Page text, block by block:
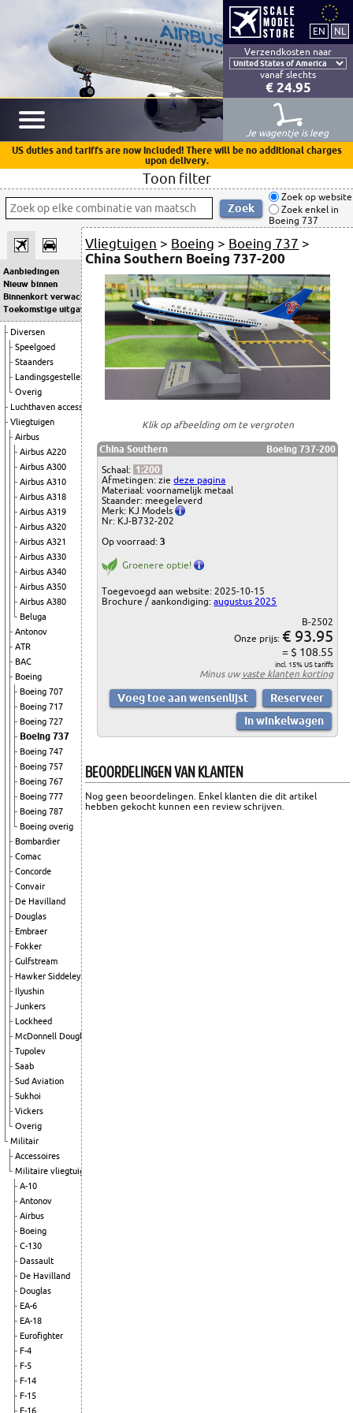
Verzendkosten naar
vanaf slechts
€ 24.95
Je wagentje is leeg
US duties and tariffs are now included! There will be no additional charges
upon delivery.
Toon filter
Zoek op website
Zoek enkel in
Boeing 737
Aanbiedingen
Nieuw binnen
Binnenkort verwacht
Toekomstige uitgaven
Diversen
Speelgoed
Staanders
Landingsgestellen
Overig
Luchthaven accessoires
Vliegtuigen
Airbus
Airbus A220
Airbus A300
Airbus A310
Airbus A318
Airbus A319
Airbus A320
Airbus A321
Airbus A330
Airbus A340
Airbus A350
Airbus A380
Beluga
Antonov
ATR
BAC
Boeing
Boeing 707
Boeing 717
Boeing 727
Boeing 737
Boeing 747
Boeing 757
Boeing 767
Boeing 777
Boeing 787
Boeing overig
Bombardier
Comac
Concorde
Convair
De Havilland
Douglas
Embraer
Fokker
Gulfstream
Hawker Siddeley
Ilyushin
Junkers
Lockheed
McDonnell Douglas
Tupolev
Saab
Sud Aviation
Sukhoi
Vickers
Overig
Militair
Accessoires
Militaire vliegtuigen
A-10
Antonov
Airbus
Boeing
C-130
Dassault
De Havilland
Douglas
EA-6
EA-18
Eurofighter
F-4
F-5
F-14
F-15
F-16
Vliegtuigen > Boeing > Boeing 737 >
China Southern Boeing 737-200
Klik op afbeelding om te vergroten
China Southern
Boeing 737-200
Schaal: 1:200
Afmetingen: ziedeze pagina
Materiaal: voornamelijk metaal
Staander: meegeleverd
Merk: KJ Models
Nr: KJ-B732-202
Op voorraad:3
Groenere optie!
Toegevoegd aan website: 2025-10-15
Brochure / aankondiging:augustus 2025
B-2502
Onze prijs: € 93.95
= $ 108.55
incl. 15% US tariffs
Minus uwvaste klanten korting
BEOORDELINGEN VAN KLANTEN
Nog geen beoordelingen. Enkel klanten die dit artikel
hebben gekocht kunnen een review schrijven.